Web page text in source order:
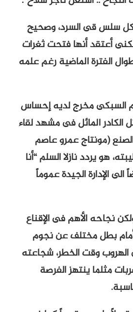
سلس قى السرد، وصحيح
أعتقد أنها فتحت ثغرات
الفترة الماضية رغم علمه
السبكى مخرج لديه إحساس
الكادر المائل فى مشهد لقاء
(مونتاج عمرو عاصم
هو يردد نازلا السلم “أنا
الإدارة الجيدة عموماً
نجاحه الأهم فى الإقناع
بطل مختلف عن نجوم
وقت الخطر، شجاعته
مثلما ينتهز الفرصة